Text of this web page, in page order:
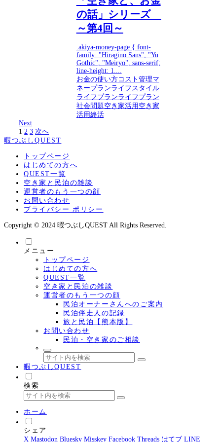
の話」シリーズ
～第4回～
.akiya-money-page { font-
family: "Hiragino Sans", "Yu
Gothic", "Meiryo", sans-serif;
line-height: 1....
お金の使い方コスト管理マ
ネープランライフスタイル
ライフプランライフプラン
社会問題空き家活用 空き家
活用終活
Next
1 2 3 次へ
暇つぶしQUEST
トップページ
はじめての方へ
QUEST一覧
空き家と民泊の雑談
運営者のもう一つの顔
お問い合わせ
プライバシー ポリシー
Copyright © 2024 暇つぶしQUEST All Rights Reserved.
メニュー
トップページ
はじめての方へ
QUEST一覧
空き家と民泊の雑談
運営者のもう一つの顔
民泊オーナーさんへのご案内
民泊伴走人の記録
旅と民泊【熊本版】
お問い合わせ
民泊・空き家のご相談
暇つぶしQUEST
検索
ホーム
シェア
X Mastodon Bluesky Misskey Facebook Threads はてブ LINE